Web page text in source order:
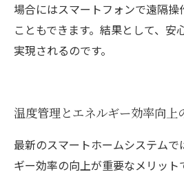
場合にはスマートフォンで遠隔操
こともできます。結果として、安
実現されるのです。
温度管理とエネルギー効率向上
最新のスマートホームシステム
ギー効率の向上が重要なメリット